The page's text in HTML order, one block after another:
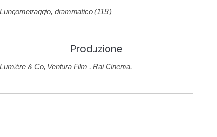
Lungometraggio, drammatico (115′)
Produzione
Lumière & Co, Ventura Film , Rai Cinema.